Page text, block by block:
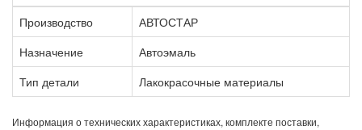
Производство
АВТОСТАР
Назначение
Автоэмаль
Тип детали
Лакокрасочные материалы
Информация о технических характеристиках, комплекте поставки,